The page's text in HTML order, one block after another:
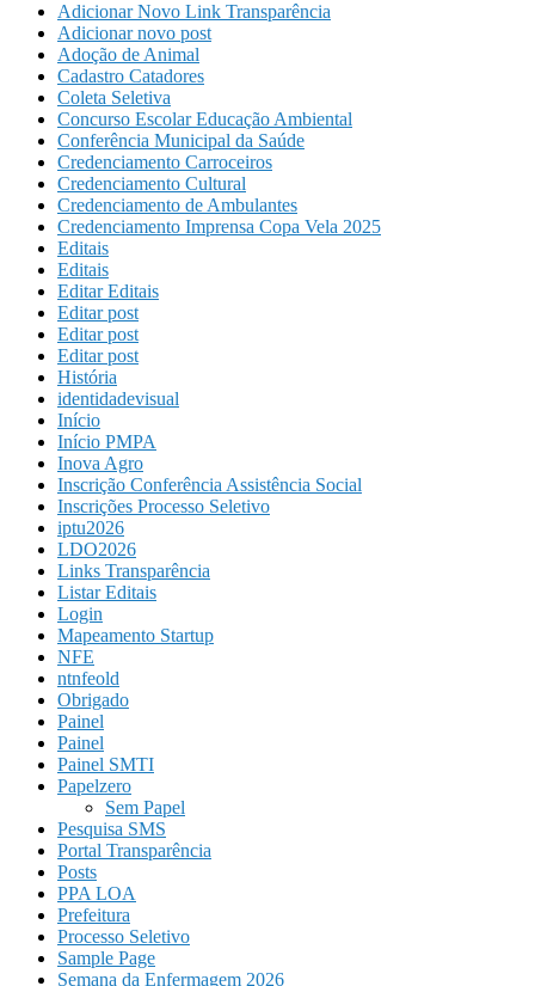
Adicionar Novo Link Transparência
Adicionar novo post
Adoção de Animal
Cadastro Catadores
Coleta Seletiva
Concurso Escolar Educação Ambiental
Conferência Municipal da Saúde
Credenciamento Carroceiros
Credenciamento Cultural
Credenciamento de Ambulantes
Credenciamento Imprensa Copa Vela 2025
Editais
Editais
Editar Editais
Editar post
Editar post
Editar post
História
identidadevisual
Início
Início PMPA
Inova Agro
Inscrição Conferência Assistência Social
Inscrições Processo Seletivo
iptu2026
LDO2026
Links Transparência
Listar Editais
Login
Mapeamento Startup
NFE
ntnfeold
Obrigado
Painel
Painel
Painel SMTI
Papelzero
Sem Papel
Pesquisa SMS
Portal Transparência
Posts
PPA LOA
Prefeitura
Processo Seletivo
Sample Page
Semana da Enfermagem 2026